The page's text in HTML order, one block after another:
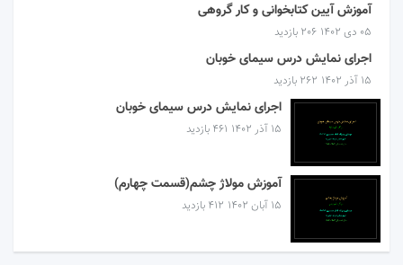
آموزش آیین کتابخوانی و کار گروهی
۰۵ دی ۱۴۰۲ 206 بازدید
اجرای نمایش درس سیمای خوبان
۱۵ آذر ۱۴۰۲ 262 بازدید
اجرای نمایش درس سیمای خوبان
۱۵ آذر ۱۴۰۲ 461 بازدید
آموزش مولاژ چشم(قسمت چهارم)
۱۵ آبان ۱۴۰۲ 412 بازدید